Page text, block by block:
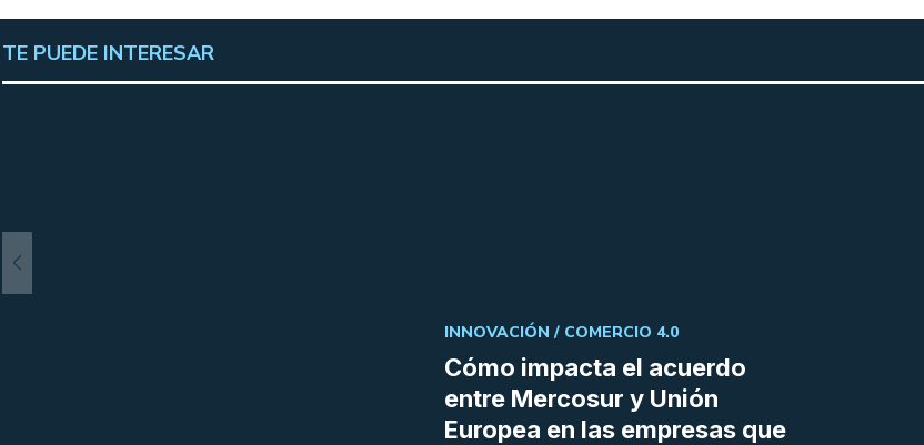
TE PUEDE INTERESAR
Cómo impacta el acuerdo
entre Mercosur y Unión
Europea en las empresas que
INNOVACIÓN / COMERCIO 4.0